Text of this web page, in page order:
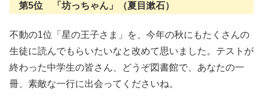
第5位 「坊っちゃん」（夏目漱石）
不動の1位「星の王子さま」を、今年の秋にもたくさんの
生徒に読んでもらいたいなと改めて思いました。テストが
終わった中学生の皆さん、どうぞ図書館で、あなたの一
冊、素敵な一行に出会ってくださいね。